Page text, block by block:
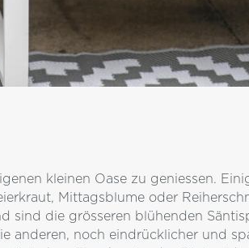
kleinen Oase zu geniessen.
Mittagsblume oder
sind die grösseren blühenden
anderen, noch eindrücklicher und